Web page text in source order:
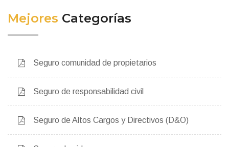
Mejores Categorías
Seguro comunidad de propietarios
Seguro de responsabilidad civil
Seguro de Altos Cargos y Directivos (D&O)